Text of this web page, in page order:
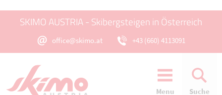
SKIMO AUSTRIA - Skibergsteigen in Österreich
office@skimo.at +43 (660) 4113091
Menu Suche